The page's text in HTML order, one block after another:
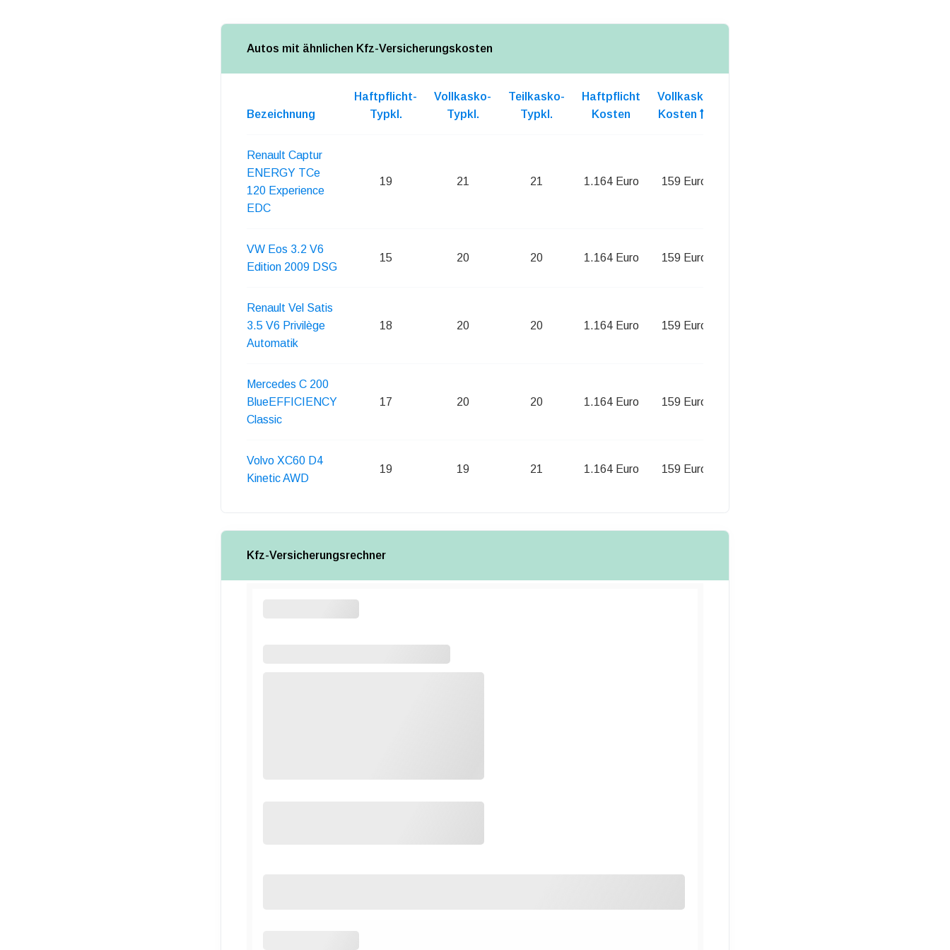
Autos mit ähnlichen Kfz-Versicherungskosten
Bezeichnung
Haftpflicht-
Typkl.
Vollkasko-
Typkl.
Teilkasko-
Typkl.
Haftpflicht
Kosten
Vollkasko
Kosten
Renault Captur
ENERGY TCe
120 Experience
EDC
19 21 21 1.164 Euro 159 Euro
VW Eos 3.2 V6
Edition 2009 DSG
15 20 20 1.164 Euro 159 Euro
Renault Vel Satis
3.5 V6 Privilège
Automatik
18 20 20 1.164 Euro 159 Euro
Mercedes C 200
BlueEFFICIENCY
Classic
17 20 20 1.164 Euro 159 Euro
Volvo XC60 D4
Kinetic AWD
19 19 21 1.164 Euro 159 Euro
Kfz-Versicherungsrechner